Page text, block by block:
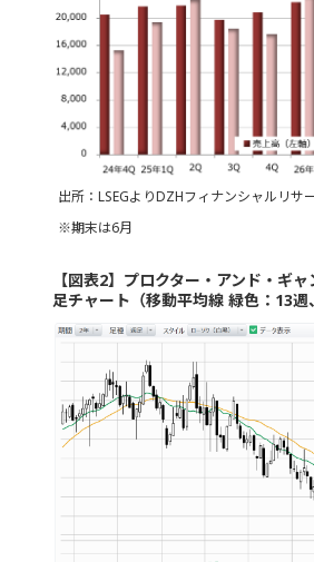
出所：LSEGよりDZHフィナンシャルリサ
※期末は6月
【図表2】プロクター・アンド・ギ
足チャート（移動平均線 緑色：13週